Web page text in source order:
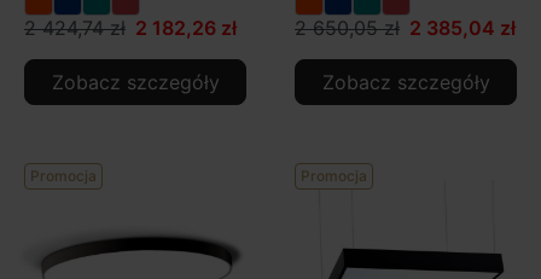
2 424,74 zł 2 182,26 zł
Zobacz szczegóły
2 650,05 zł 2 385,04 zł
Zobacz szczegóły
Promocja Promocja